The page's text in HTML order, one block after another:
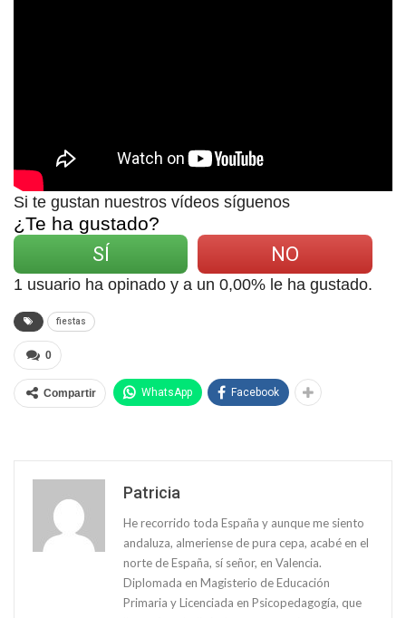
Si te gustan nuestros vídeos síguenos
¿Te ha gustado?
SÍ NO
1 usuario ha opinado y a un 0,00% le ha gustado.
fiestas
0
Compartir WhatsApp Facebook
Patricia
He recorrido toda España y aunque me siento
andaluza, almeriense de pura cepa, acabé en el
norte de España, sí señor, en Valencia.
Diplomada en Magisterio de Educación
Primaria y Licenciada en Psicopedagogía, que